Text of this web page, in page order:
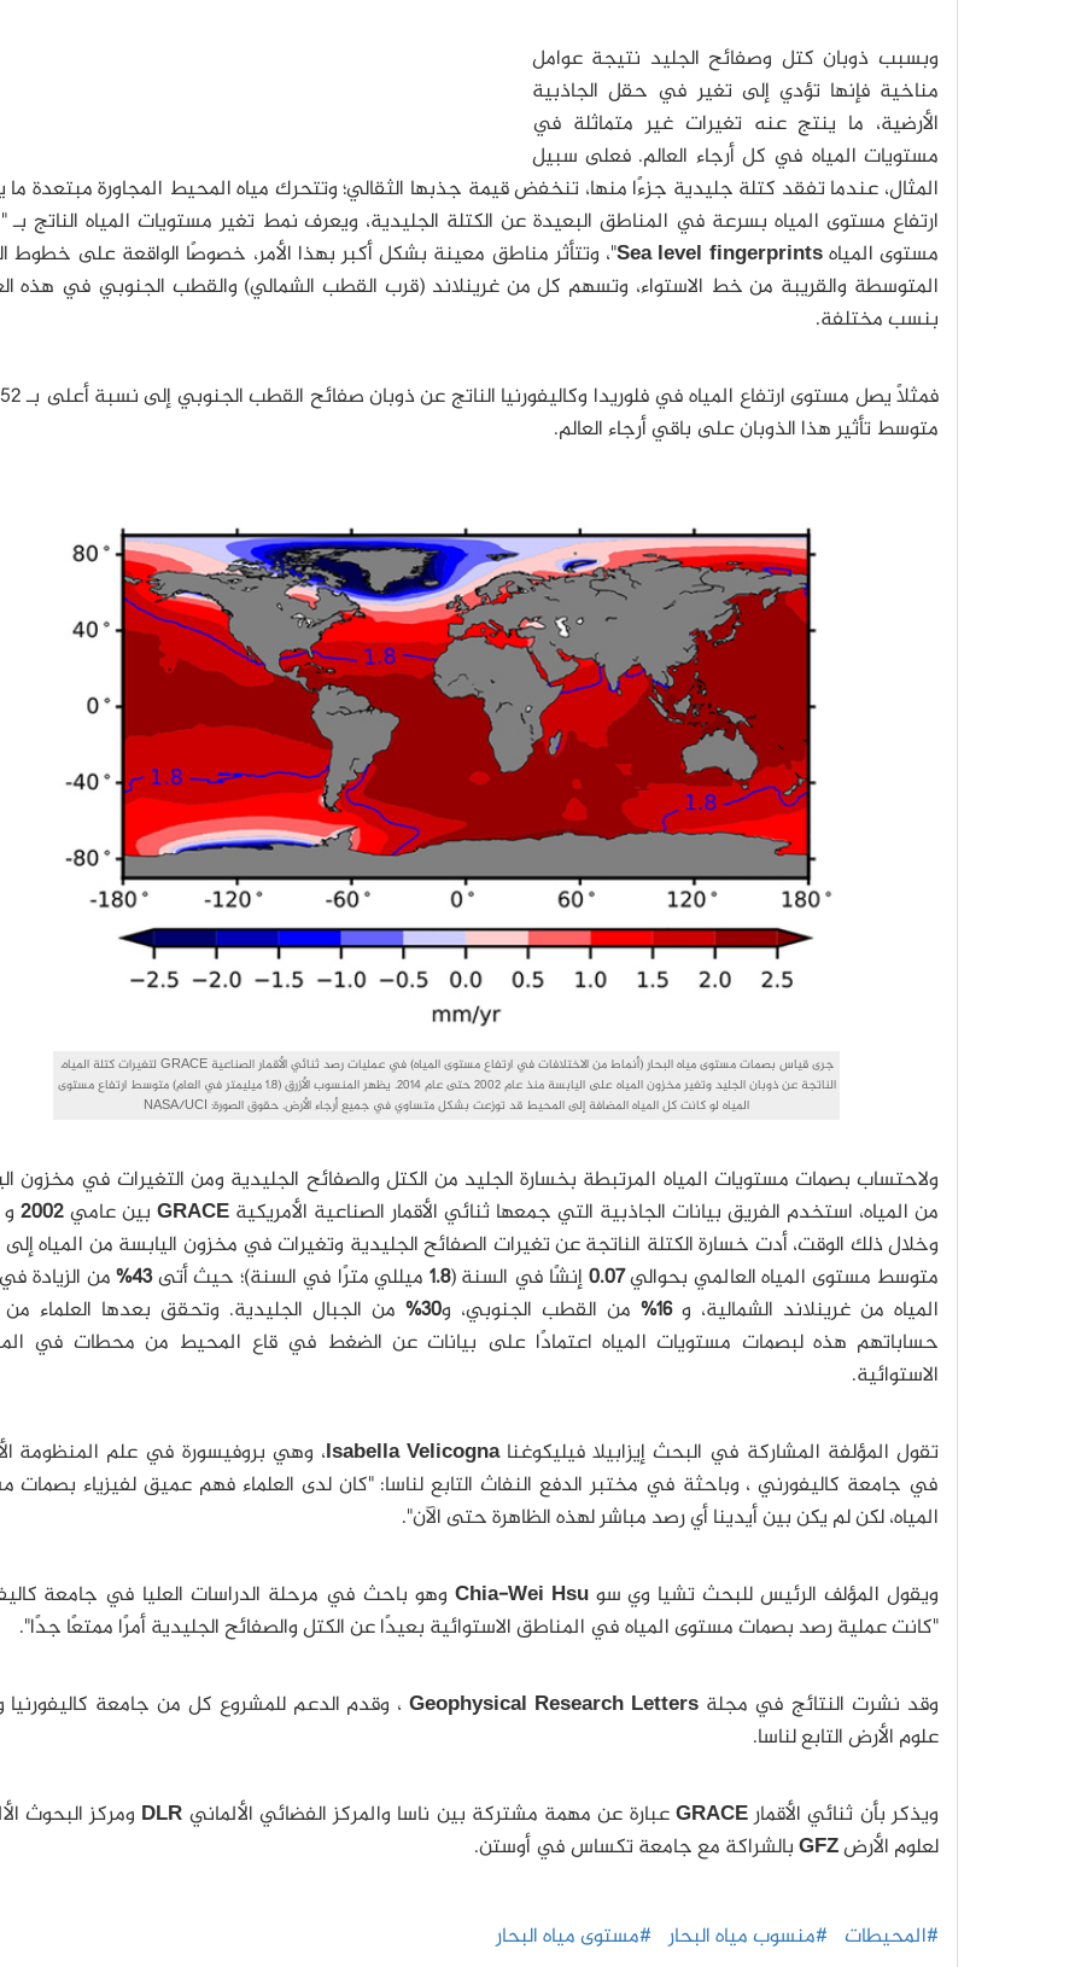
وبسبب ذوبان كتل وصفائح الجليد نتيجة عوامل
مناخية فإنها تؤدي إلى تغير في حقل الجاذبية
الأرضية، ما ينتج عنه تغيرات غير متماثلة في
مستويات المياه في كل أرجاء العالم. فعلى سبيل
المثال، عندما تفقد كتلة جليدية جزءًا منها، تنخفض قيمة جذبها الثقالي؛ وتتحرك مياه المحيط المجاورة مبتعدة
ارتفاع مستوى المياه بسرعة في المناطق البعيدة عن الكتلة الجليدية، ويعرف نمط تغير مستويات المياه الناتج
مستوى المياهSea level fingerprints
"، وتتأثر مناطق معينة بشكل أكبر بهذا الأمر، خصوصًا الواقعة على خطوط
المتوسطة والقريبة من خط الاستواء، وتسهم كل من غرينلاند (قرب القطب الشمالي) والقطب الجنوبي في هذه
بنسب مختلفة.
متوسط تأثير هذا الذوبان على باقي أرجاء العالم.
جرى قياس بصمات مستوى مياه البحار (أنماط من الاختلافات في ارتفاع مستوى المياه) في عمليات رصد ثنائي الأقمار الصناعية GRACE لتغيرات كتلة المياه،
الناتجة عن ذوبان الجليد وتغير مخزون المياه على اليابسة منذ عام 2002 حتى عام 2014. يظهر المنسوب الأزرق (1.8 ميليمتر في العام) متوسط ارتفاع مستوى
المياه لو كانت كل المياه المضافة إلى المحيط قد توزعت بشكل متساوي في جميع أرجاء الأرض. حقوق الصورة: NASA/UCI
ولاحتساب بصمات مستويات المياه المرتبطة بخسارة الجليد من الكتل والصفائح الجليدية ومن التغيرات في مخزون
من المياه، استخدم الفريق بيانات الجاذبية التي جمعها ثنائي الأقمار الصناعية الأمريكيةGRACE بين عامي2002
وخلال ذلك الوقت، أدت خسارة الكتلة الناتجة عن تغيرات الصفائح الجليدية وتغيرات في مخزون اليابسة من المياه إلى
متوسط مستوى المياه العالمي بحوالي0.07إنشًا في السنة (1.8 ميللي مترًا في السنة)؛ حيث أتى43%
من الزيادة
المياه من غرينلاند الشمالية، و16% من القطب الجنوبي، و30%
من الجبال الجليدية. وتحقق بعدها العلماء من
حساباتهم هذه لبصمات مستويات المياه اعتمادًا على بيانات عن الضغط في قاع المحيط من محطات في
الاستوائية.
تقول المؤلفة المشاركة في البحث إيزابيلا فيليكوغناIsabella Velicogna، وهي بروفيسورة في علم المنظومة
في جامعة كاليفورني ، وباحثة في مختبر الدفع النفاث التابع لناسا: "كان لدى العلماء فهم عميق لفيزياء بصمات
المياه، لكن لم يكن بين أيدينا أي رصد مباشر لهذه الظاهرة حتى الآن".
ويقول المؤلف الرئيس للبحث تشيا وي سو Chia-Wei Hsu
وهو باحث في مرحلة الدراسات العليا في جامعة
"كانت عملية رصد بصمات مستوى المياه في المناطق الاستوائية بعيدًا عن الكتل والصفائح الجليدية أمرًا ممتعًا جدًا".
وقد نشرت النتائج في مجلةGeophysical Research Letters، وقدم الدعم للمشروع كل من جامعة
علوم الأرض التابع لناسا.
ويذكر بأن ثنائي الأقمارGRACEعبارة عن مهمة مشتركة بين ناسا والمركز الفضائي الألماني DLR ومركز البحوث
لعلوم الأرضGFZبالشراكة مع جامعة تكساس في أوستن.
#المحيطات #منسوب مياه البحار #مستوى مياه البحار